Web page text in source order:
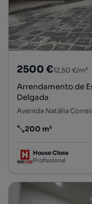
2500 €12,50 €/m²
Arrendamento de
Delgada
Preço por metro
200 m²
House Close
Profissional